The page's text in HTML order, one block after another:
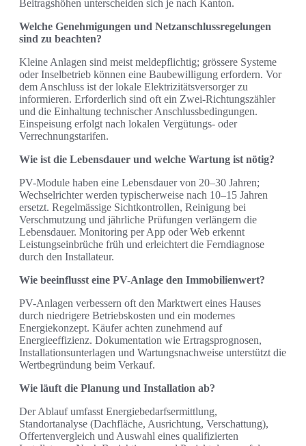
Beitragshöhen unterscheiden sich je nach Kanton.
Welche Genehmigungen und Netzanschlussregelungen
sind zu beachten?
Kleine Anlagen sind meist meldepflichtig; grössere Systeme
oder Inselbetrieb können eine Baubewilligung erfordern. Vor
dem Anschluss ist der lokale Elektrizitätsversorger zu
informieren. Erforderlich sind oft ein Zwei-Richtungszähler
und die Einhaltung technischer Anschlussbedingungen.
Einspeisung erfolgt nach lokalen Vergütungs- oder
Verrechnungstarifen.
Wie ist die Lebensdauer und welche Wartung ist nötig?
PV-Module haben eine Lebensdauer von 20–30 Jahren;
Wechselrichter werden typischerweise nach 10–15 Jahren
ersetzt. Regelmässige Sichtkontrollen, Reinigung bei
Verschmutzung und jährliche Prüfungen verlängern die
Lebensdauer. Monitoring per App oder Web erkennt
Leistungseinbrüche früh und erleichtert die Ferndiagnose
durch den Installateur.
Wie beeinflusst eine PV-Anlage den Immobilienwert?
PV-Anlagen verbessern oft den Marktwert eines Hauses
durch niedrigere Betriebskosten und ein modernes
Energiekonzept. Käufer achten zunehmend auf
Energieeffizienz. Dokumentation wie Ertragsprognosen,
Installationsunterlagen und Wartungsnachweise unterstützt die
Wertbegründung beim Verkauf.
Wie läuft die Planung und Installation ab?
Der Ablauf umfasst Energiebedarfsermittlung,
Standortanalyse (Dachfläche, Ausrichtung, Verschattung),
Offertenvergleich und Auswahl eines qualifizierten